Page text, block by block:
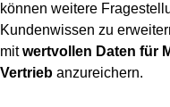
können weitere
Kundenwissen zu
mitwertvollen Daten für
Vertrieb anzureichern.